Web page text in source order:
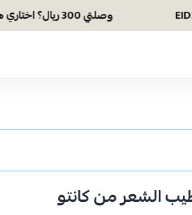
وصلتي 300 ريال؟ اختاري هديتك :🏍 شحن مجاني بكود N28 أو 💸خصم بكود EID26
الشعر من كانتو